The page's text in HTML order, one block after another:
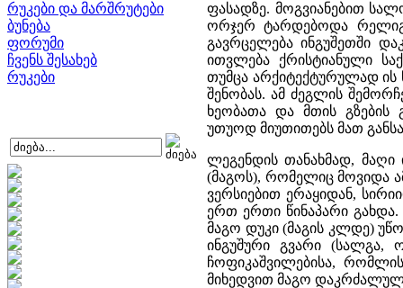
რუკები და მარშრუტები
ბუნება
ფორუმი
ჩვენს შესახებ
რუკები
ფასადზე. მოგვიანებით
ორჯერ ტარდებოდა
გავრცელება ინგუშეთში
ითვლება ქრისტიანული
თუმცა არქიტექტურულად ის
შენობას. ამ ძეგლის
ხეობათა და მთის გზების
უთუოდ მიუთითებს მათ
ლეგენდის თანახმად, მაღი
(მაგოს), რომელიც მოვიდა
ვერსიებით ერაყიდან,
ერთ ერთი წინაპარი
მაგო დუკი (მაგის კლდე)
ინგუშური გვარი
ჩოფიკაშვილებისა,
მიხედვით მაგო